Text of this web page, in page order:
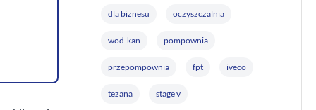
dla biznesu oczyszczalnia
wod-kan pompownia
przepompownia fpt iveco
tezana stage v